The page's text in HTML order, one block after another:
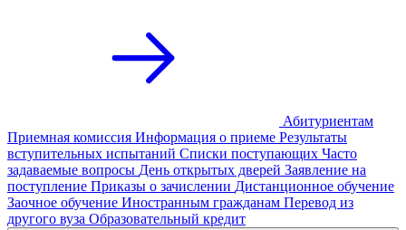
Абитуриентам
Приемная комиссия Информация о приеме Результаты
вступительных испытаний Списки поступающих Часто
задаваемые вопросы День открытых дверей Заявление на
поступление Приказы о зачислении Дистанционное обучение
Заочное обучение Иностранным гражданам Перевод из
другого вуза Образовательный кредит